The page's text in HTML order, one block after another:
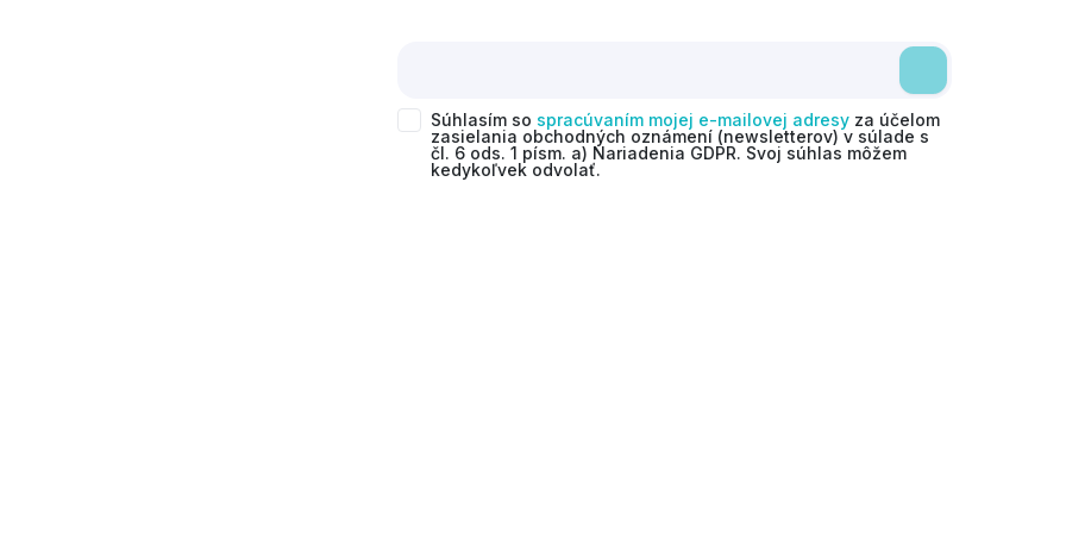
Súhlasím so spracúvaním mojej e-mailovej adresy za účelom
zasielania obchodných oznámení (newsletterov) v súlade s
čl. 6 ods. 1 písm. a) Nariadenia GDPR. Svoj súhlas môžem
kedykoľvek odvolať.